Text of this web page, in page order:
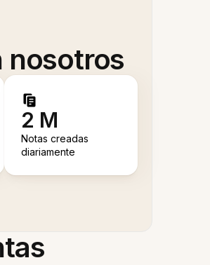
nosotros
2 M
Notas creadas
diariamente